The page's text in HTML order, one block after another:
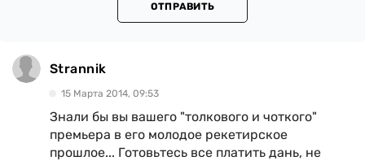
ОТПРАВИТЬ
Strannik
15 Марта 2014, 09:53
Знали бы вы вашего "толкового и чоткого"
премьера в его молодое рекетирское
прошлое... Готовьтесь все платить дань, не